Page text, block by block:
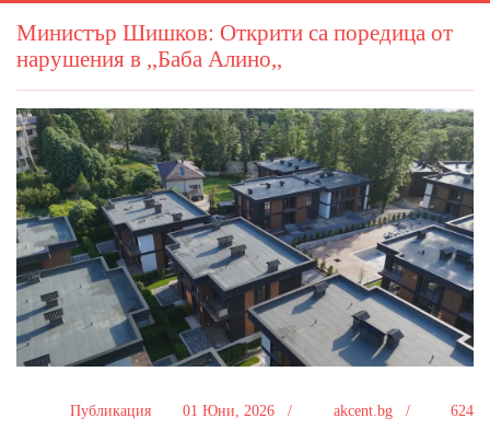
Министър Шишков: Открити са поредица от
нарушения в ,,Баба Алино,,
Публикация 01 Юни, 2026 / akcent.bg / 624